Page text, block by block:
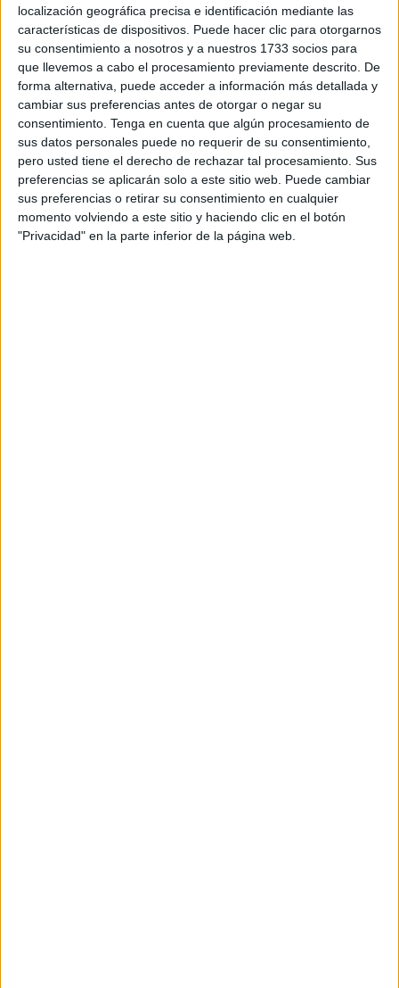
localización geográfica precisa e identificación mediante las
características de dispositivos. Puede hacer clic para otorgarnos
su consentimiento a nosotros y a nuestros 1733 socios para
que llevemos a cabo el procesamiento previamente descrito. De
forma alternativa, puede acceder a información más detallada y
cambiar sus preferencias antes de otorgar o negar su
consentimiento. Tenga en cuenta que algún procesamiento de
sus datos personales puede no requerir de su consentimiento,
pero usted tiene el derecho de rechazar tal procesamiento. Sus
preferencias se aplicarán solo a este sitio web. Puede cambiar
sus preferencias o retirar su consentimiento en cualquier
momento volviendo a este sitio y haciendo clic en el botón
"Privacidad" en la parte inferior de la página web.
Fuente: Chatelaine